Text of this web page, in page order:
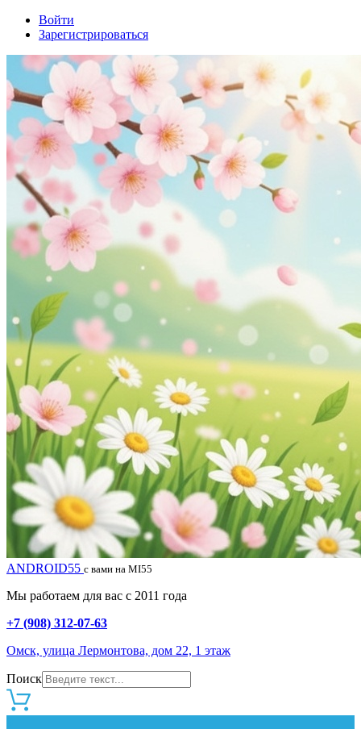
Войти
Зарегистрироваться
ANDROID55 с вами на MI55
Мы работаем для вас с 2011 года
+7 (908) 312-07-63
Омск, улица Лермонтова, дом 22, 1 этаж
Поиск